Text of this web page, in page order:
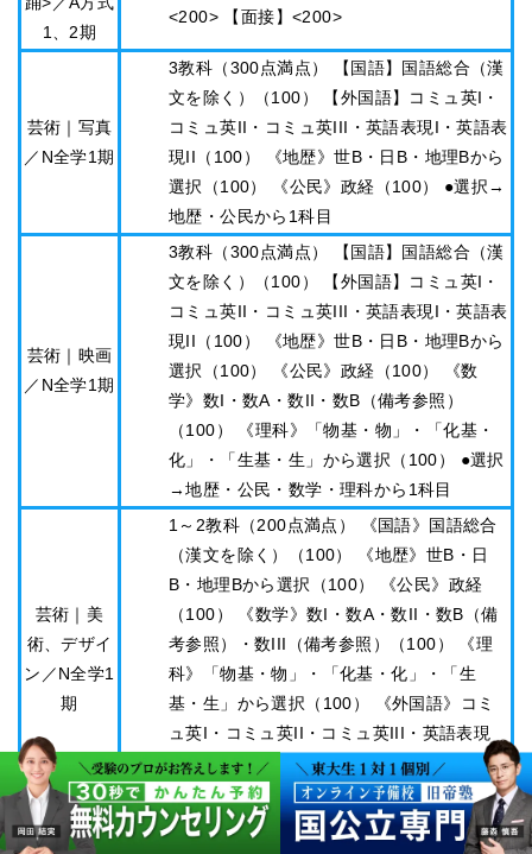
1、2期
<200> 【面接】<200>
芸術｜写真
／N全学1期
3教科（300点満点） 【国語】国語総合（漢
文を除く）（100） 【外国語】コミュ英I・
コミュ英II・コミュ英III・英語表現I・英語表
現II（100） 《地歴》世B・日B・地理Bから
選択（100） 《公民》政経（100） ●選択→
地歴・公民から1科目
芸術｜映画
／N全学1期
3教科（300点満点） 【国語】国語総合（漢
文を除く）（100） 【外国語】コミュ英I・
コミュ英II・コミュ英III・英語表現I・英語表
現II（100） 《地歴》世B・日B・地理Bから
選択（100） 《公民》政経（100） 《数
学》数I・数A・数II・数B（備考参照）
（100） 《理科》「物基・物」・「化基・
化」・「生基・生」から選択（100） ●選択
→地歴・公民・数学・理科から1科目
芸術｜美
術、デザイ
ン／N全学1
期
1～2教科（200点満点） 《国語》国語総合
（漢文を除く）（100） 《地歴》世B・日
B・地理Bから選択（100） 《公民》政経
（100） 《数学》数I・数A・数II・数B（備
考参照）・数III（備考参照）（100） 《理
科》「物基・物」・「化基・化」・「生
基・生」から選択（100） 《外国語》コミ
ュ英I・コミュ英II・コミュ英III・英語表現
I・英語表現II（100） ●選択→国語・地歴・
公民・数学・理科・外国語から2科目
芸術｜音楽